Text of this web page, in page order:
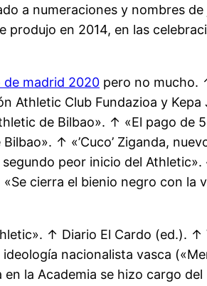
a numeraciones y nombres
en 2014, en las
madrid 2020 pero no mucho.
Athletic Club Fundazioa y Kepa
de Bilbao». ↑ «El pago de
↑ «’Cuco’ Ziganda,
peor inicio del
cierra el bienio negro con la
↑ Diario El Cardo (ed.).
nacionalista vasca
la Academia se hizo cargo